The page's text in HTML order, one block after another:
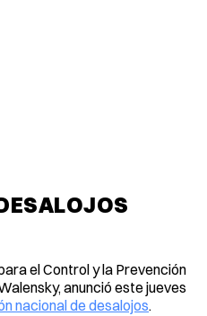
el Control y la Prevención
anunció este jueves
nacional de desalojos.